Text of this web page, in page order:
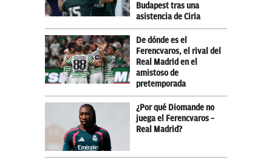
Budapest tras una
asistencia de Ciria
De dónde es el
Ferencvaros, el rival del
Real Madrid en el
amistoso de
pretemporada
¿Por qué Diomande no
juega el Ferencvaros –
Real Madrid?